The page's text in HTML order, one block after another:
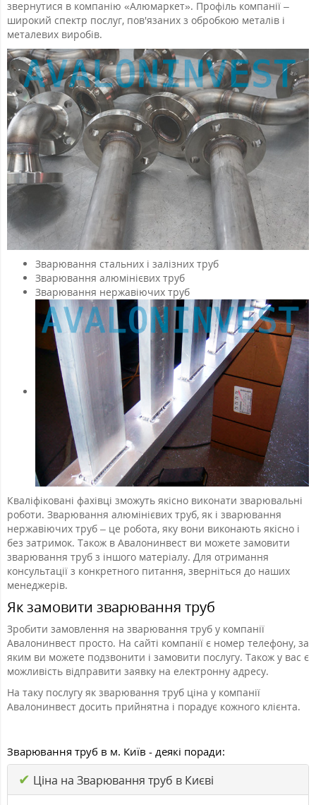
звернутися в компанію «Алюмаркет». Профіль компанії –
широкий спектр послуг, пов'язаних з обробкою металів і
металевих виробів.
Зварювання стальних і залізних труб
Зварювання алюмінієвих труб
Зварювання нержавіючих труб
Кваліфіковані фахівці зможуть якісно виконати зварювальні
роботи. Зварювання алюмінієвих труб, як і зварювання
нержавіючих труб – це робота, яку вони виконають якісно і
без затримок. Також в Авалонинвест ви можете замовити
зварювання труб з іншого матеріалу. Для отримання
консультації з конкретного питання, зверніться до наших
менеджерів.
Як замовити зварювання труб
Зробити замовлення на зварювання труб у компанії
Авалонинвест просто. На сайті компанії є номер телефону, за
яким ви можете подзвонити і замовити послугу. Також у вас є
можливість відправити заявку на електронну адресу.
На таку послугу як зварювання труб ціна у компанії
Авалонинвест досить прийнятна і порадує кожного клієнта.
Зварювання труб в м. Київ - деякі поради:
✔ Ціна на Зварювання труб в Києві